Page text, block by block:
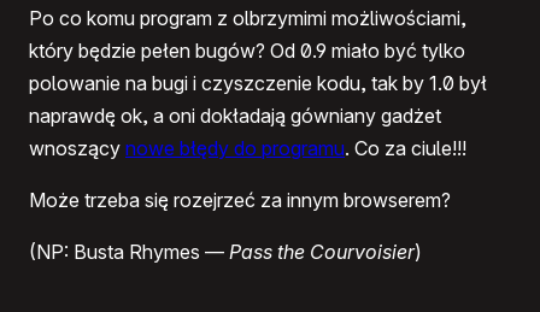
Po co komu program z olbrzymimi możliwościami,
który będzie pełen bugów? Od 0.9 miało być tylko
polowanie na bugi i czyszczenie kodu, tak by 1.0 był
naprawdę ok, a oni dokładają gówniany gadżet
wnoszący nowe błędy do programu. Co za ciule!!!
Może trzeba się rozejrzeć za innym browserem?
(NP: Busta Rhymes — Pass the Courvoisier)